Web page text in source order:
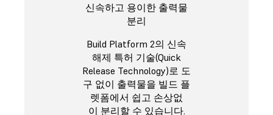
신속하고 용이한 출력물
분리
Build Platform 2의 신속
해제 특허 기술(Quick
Release Technology)로 도
구 없이 출력물을 빌드 플
렛폼에서 쉽고 손상없
이 분리할 수 있습니다.